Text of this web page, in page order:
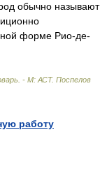
обычно называют
форме Рио-де-
- М: АСТ. Поспелов
работу